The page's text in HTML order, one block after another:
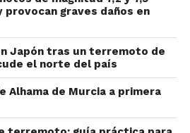
provocan graves daños en
Japón tras un terremoto de
el norte del país
Alhama de Murcia a primera